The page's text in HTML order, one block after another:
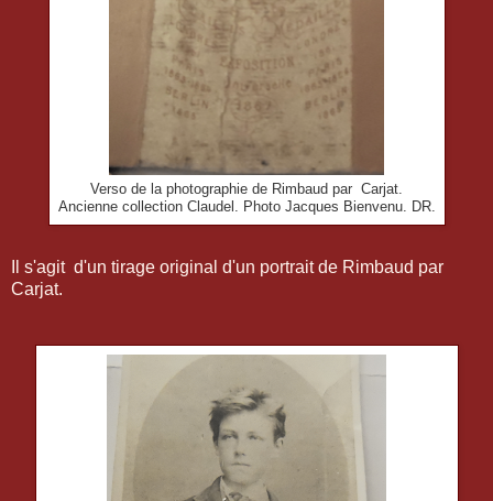
Verso de la photographie de Rimbaud par Carjat.
Ancienne collection Claudel. Photo Jacques Bienvenu. DR.
Il s'agit d'un tirage original d'un portrait de Rimbaud par
Carjat.